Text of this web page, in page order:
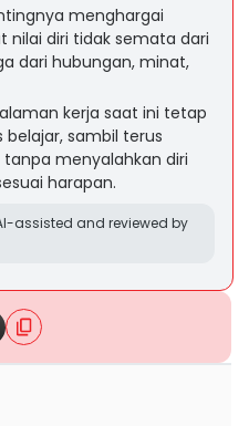
menghargai
nilai diri tidak semata dari
dari hubungan, minat,
kerja saat ini tetap
belajar, sambil terus
menyalahkan diri
harapan.
assisted and reviewed by